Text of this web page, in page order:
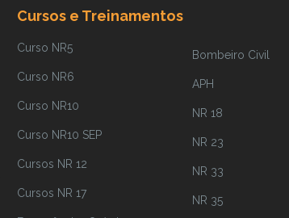
Cursos e Treinamentos
Curso NR5
Curso NR6
Curso NR10
Curso NR10 SEP
Cursos NR 12
Cursos NR 17
Bombeiro Civil
APH
NR 18
NR 23
NR 33
NR 35